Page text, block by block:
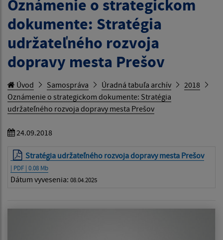
Oznámenie o strategickom
dokumente: Stratégia
udržateľného rozvoja
dopravy mesta Prešov
Úvod Samospráva Úradná tabuľa archív
2018
Oznámenie o strategickom dokumente: Stratégia
udržateľného rozvoja dopravy mesta Prešov
24.09.2018
Stratégia udržateľného rozvoja dopravy mesta Prešov
| PDF | 0.08 Mb
Dátum vyvesenia: 08.04.2025